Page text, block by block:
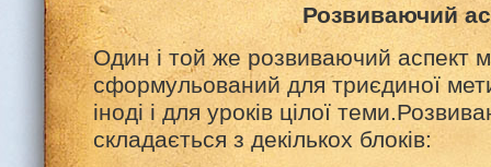
Розвиваючий
Один і той же розвиваючий аспект
сформульований для триєдиної
іноді і для уроків цілої
складається з декількох блоків: